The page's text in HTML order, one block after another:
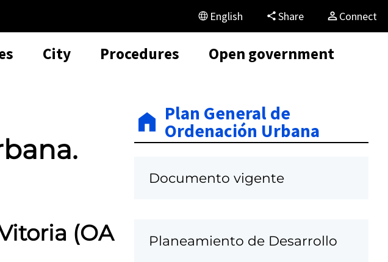
English Share Connect
City Procedures Open government
(OA
Plan General de
Ordenación Urbana
Documento vigente
Planeamiento de Desarrollo